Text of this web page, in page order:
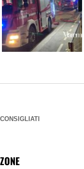
CONSIGLIATI
ZONE